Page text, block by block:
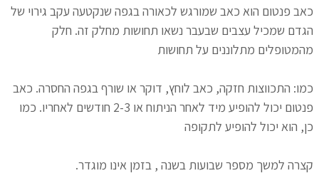
כאב פנטום הוא כאב שמורגש לכאורה בגפה שנקטעה עקב גירוי של
הגדם שמכיל עצבים שבעבר נשאו תחושות מחלק זה. חלק
מהמטופלים מתלוננים על תחושות
כמו: התכווצות חזקה, כאב לוחץ, דוקר או שורף בגפה החסרה. כאב
פנטום יכול להופיע מיד לאחר הניתוח או 2-3 חודשים לאחריו. כמו
כן, הוא יכול להופיע לתקופה
קצרה למשך מספר שבועות בשנה , בזמן אינו מוגדר.